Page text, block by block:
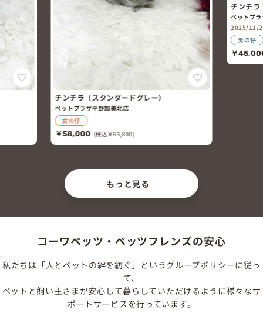
チンチラ（スタンダードグレー）
ペットプラザ平野加美北店
女の仔
￥58,000 (税込￥63,800)
チンチラ
ペットプ
2025/11/
男の仔
￥
もっと見る
コーワペッツ・ペッツフレンズの安心
私たちは「人とペットの絆を紡ぐ」というグループポリシーに従っ
て、
ペットと飼い主さまが安心して暮らしていただけるように様々なサ
ポートサービスを行っています。